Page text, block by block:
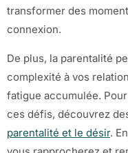
transformer des
connexion.
De plus, la parentalité
complexité à vos
fatigue accumulée.
ces défis, découvrez
parentalité et le désir.